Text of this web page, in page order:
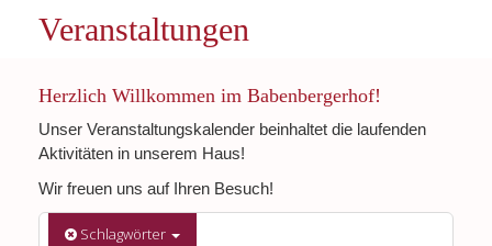
Veranstaltungen
Herzlich Willkommen im Babenbergerhof!
Unser Veranstaltungskalender beinhaltet die laufenden
Aktivitäten in unserem Haus!
Wir freuen uns auf Ihren Besuch!
Schlagwörter